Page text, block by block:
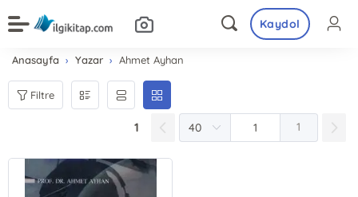
Kaydol
Anasayfa Yazar Ahmet Ayhan
Filtre
1 1